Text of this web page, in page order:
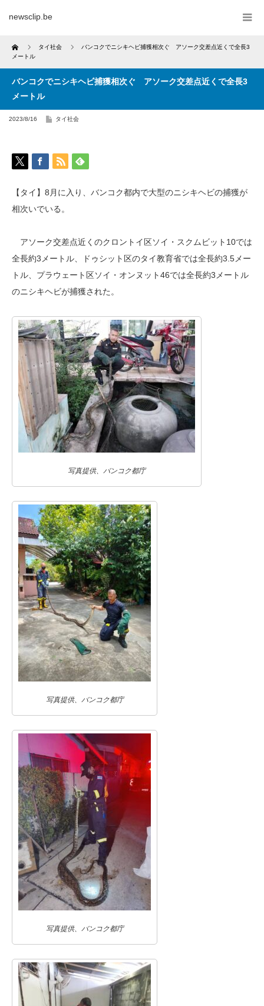
newsclip.be
Home タイ社会
バンコクでニシキヘビ捕獲相次ぐ アソーク交差点近くで全長3
メートル
バンコクでニシキヘビ捕獲相次ぐ アソーク交差点近くで全長3
メートル
2023/8/16 タイ社会
【タイ】8月に入り、バンコク都内で大型のニシキヘビの捕獲が
相次いでいる。
アソーク交差点近くのクロントイ区ソイ・スクムビット10では
全長約3メートル、ドゥシット区のタイ教育省では全長約3.5メー
トル、プラウェート区ソイ・オンヌット46では全長約3メートル
のニシキヘビが捕獲された。
写真提供、バンコク都庁
写真提供、バンコク都庁
写真提供、バンコク都庁